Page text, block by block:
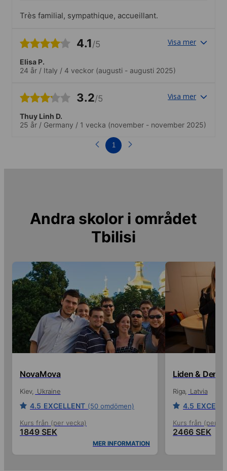
Très familial, sympathique, accueillant.
4.1/5 Visa mer
Elisa P.
24 år / Italy / 4 veckor (augusti - augusti 2025)
3.2/5 Visa mer
Thuy Linh D.
25 år / Germany / 1 vecka (november - november 2025)
1
Andra skolor i området
Tbilisi
NovaMova
Kiev Ukraine
4.5 EXCELLENT (50 omdömen)
Kurs från (per vecka)
1849 SEK
MER INFORMATION
Liden & Denz
Riga Latvia
4.5
Kurs från (per
2466 SEK